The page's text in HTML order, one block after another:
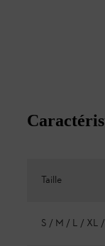
Taille
S / M / L / XL